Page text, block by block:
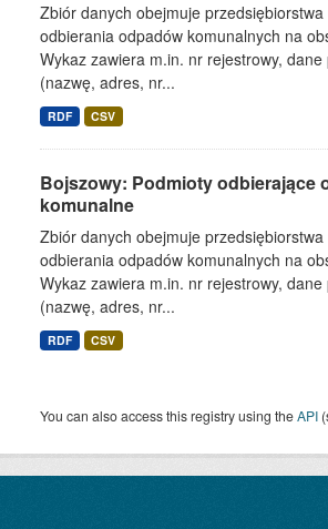
Zbiór danych obejmuje
odbierania odpadów komunalnych na
Wykaz zawiera m.in. nr rejestrowy,
(nazwę, adres, nr...
RDF CSV
Bojszowy: Podmioty odbierające
komunalne
Zbiór danych obejmuje
odbierania odpadów komunalnych na
Wykaz zawiera m.in. nr rejestrowy,
(nazwę, adres, nr...
RDF CSV
You can also access this registry using theAPI